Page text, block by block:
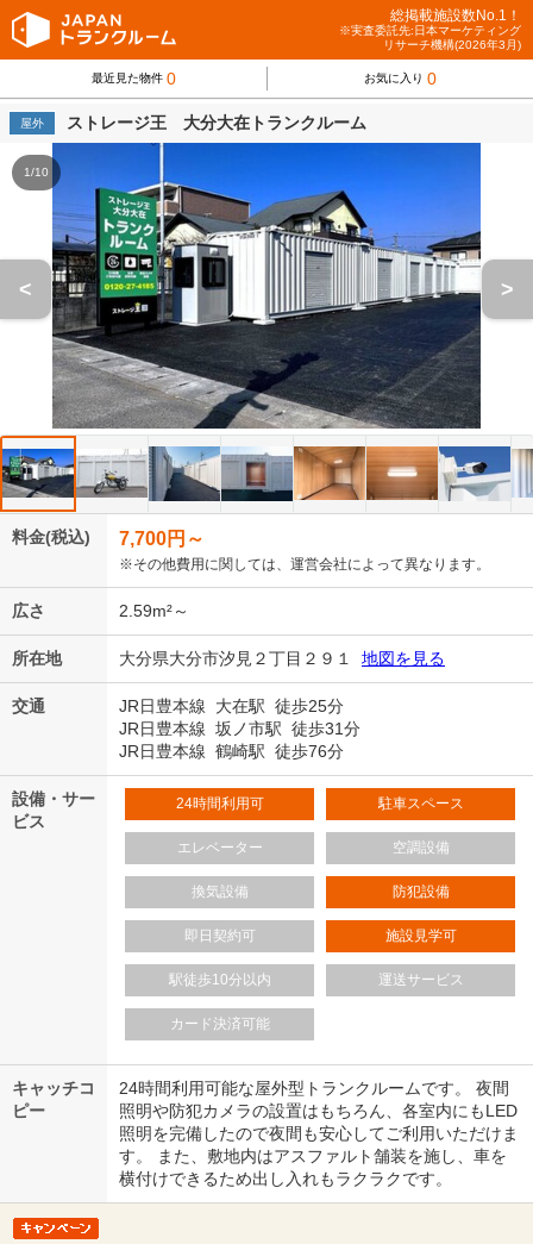
総掲載施設数No.1！
※実査委託先:日本マーケティング
リサーチ機構(2026年3月)
最近見た物件 0 お気に入り 0
屋外 ストレージ王 大分大在トランクルーム
1/10
< >
料金(税込) 7,700円～
※その他費用に関しては、運営会社によって異なります。
広さ 2.59m²～
所在地 大分県大分市汐見２丁目２９１ 地図を見る
交通
JR日豊本線 大在駅 徒歩25分
JR日豊本線 坂ノ市駅 徒歩31分
JR日豊本線 鶴崎駅 徒歩76分
設備・サー
ビス
24時間利用可 駐車スペース
エレベーター 空調設備
換気設備 防犯設備
即日契約可 施設見学可
駅徒歩10分以内 運送サービス
カード決済可能
キャッチコ
ピー
24時間利用可能な屋外型トランクルームです。 夜間
照明や防犯カメラの設置はもちろん、各室内にもLED
照明を完備したので夜間も安心してご利用いただけま
す。 また、敷地内はアスファルト舗装を施し、車を
横付けできるため出し入れもラクラクです。